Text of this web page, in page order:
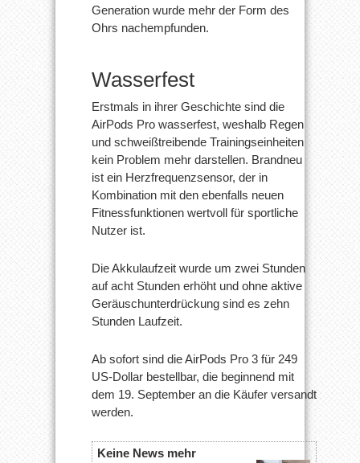
Generation wurde mehr der Form des
Ohrs nachempfunden.
Wasserfest
Erstmals in ihrer Geschichte sind die
AirPods Pro wasserfest, weshalb Regen
und schweißtreibende Trainingseinheiten
kein Problem mehr darstellen. Brandneu
ist ein Herzfrequenzsensor, der in
Kombination mit den ebenfalls neuen
Fitnessfunktionen wertvoll für sportliche
Nutzer ist.
Die Akkulaufzeit wurde um zwei Stunden
auf acht Stunden erhöht und ohne aktive
Geräuschunterdrückung sind es zehn
Stunden Laufzeit.
Ab sofort sind die AirPods Pro 3 für 249
US-Dollar bestellbar, die beginnend mit
dem 19. September an die Käufer versandt
werden.
Keine News mehr